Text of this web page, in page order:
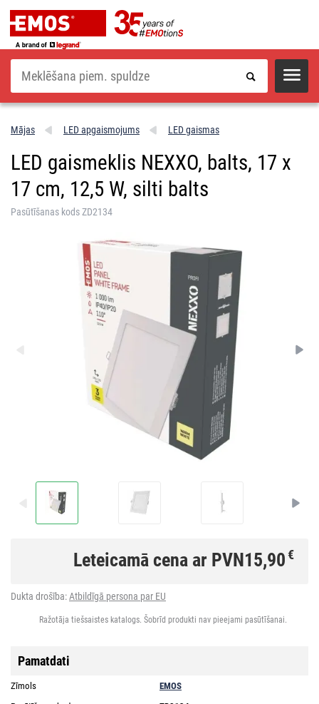
Meklēšana
Mājas LED apgaismojums LED gaismas
LED gaismeklis NEXXO, balts, 17 x
17 cm, 12,5 W, silti balts
Pasūtīšanas kods ZD2134
Leteicamā cena ar PVN15,90€
Dukta drošība:Atbildīgā persona par EU
Ražotāja tiešsaistes katalogs. Šobrīd produkti nav pieejami pasūtīšanai.
Pamatdati
Zīmols
EMOS